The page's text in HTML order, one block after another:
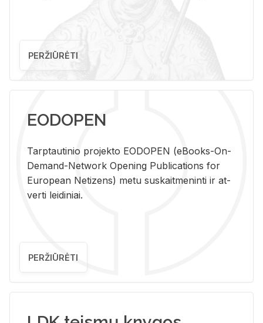
PERŽIŪRĖTI
EODOPEN
Tarp­tau­ti­nio pro­jek­to EO­DO­PEN (eBo­oks-On-
De­mand-Ne­twork Ope­ning Pub­li­ca­tions for
Eu­ro­pe­an Ne­ti­zens) metu su­skait­me­nin­ti ir at­
ver­ti lei­di­niai.
PERŽIŪRĖTI